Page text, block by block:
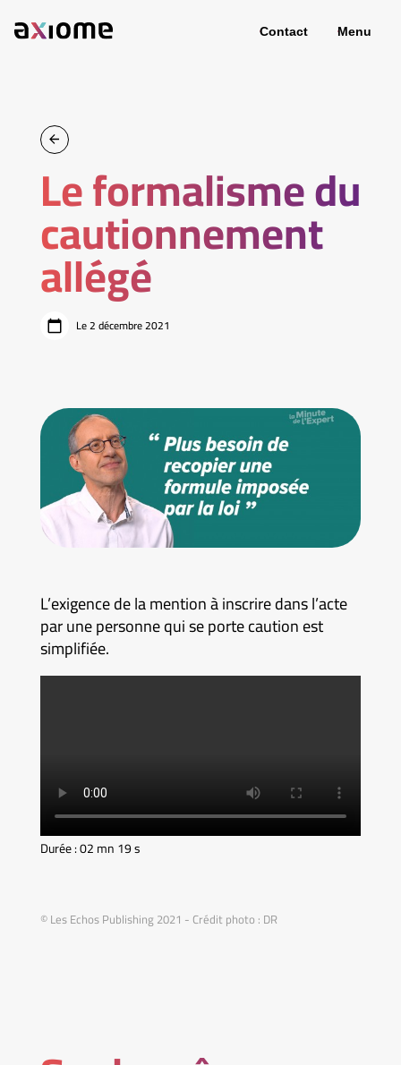
Contact Menu
Le formalisme du
cautionnement
allégé
Le 2 décembre 2021
L’exigence de la mention à inscrire dans l’acte
par une personne qui se porte caution est
simplifiée.
Durée : 02 mn 19 s
© Les Echos Publishing 2021 - Crédit photo : DR